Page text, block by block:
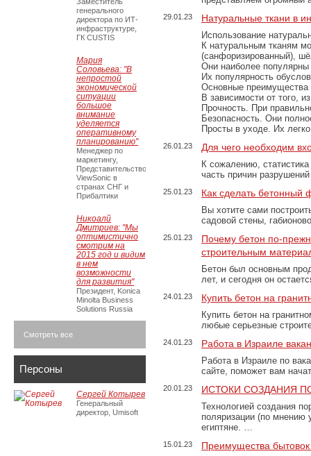
29.01.23 Натуральные ткани в
Использование
К натуральным тканям
(санфоризированный),
Они наиболее популярны
Их популярность
Основные преимущества
В зависимости от того,
Прочность. При
Безопасность. Они
Просты в уходе. Их
26.01.23 Для чего необходим
К сожалению,
часть причин
25.01.23 Как сделать бетонный
Вы хотите сами
садовой стены,
25.01.23
Почему бетон по-
строительным
Бетон был основным
лет, и сегодня он
24.01.23 Купить бетон на
Купить бетон на
любые серьезные
24.01.23 Работа в Израиле
Работа в Израиле по
сайте, поможет вам
20.01.23 ИСТОКИ СОЗДАНИЯ
Технологией создания
поляризации (по
египтяне. …
15.01.23 Преимущества
генерального
директора по ИТ-
инфраструктуре,
ГК CUSTIS
Мария
Соловьева: "В
непростой
экономической
ситуации
большое
внимание
уделяется
оперативному
планированию"
Менеджер по
маркетингу,
Представительство
ViewSonic в
странах СНГ и
Прибалтики
Никоалй
Дмитриев: "Мы
оптимистично
смотрим на
2015 год и видим
в нем
возможности
для развития"
Президент, Konica
Minolta Business
Solutions Russia
Смотреть все
Персоны
Сергей Котырев
Генеральный
директор, Umisoft